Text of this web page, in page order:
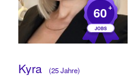
60+
Kyra (25 Jahre)